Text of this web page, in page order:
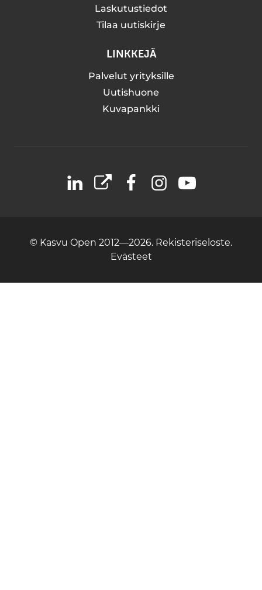
Laskutustiedot
Tilaa uutiskirje
LINKKEJÄ
Palvelut yrityksille
Uutishuone
Kuvapankki
LinkedIn
X FacebookInstagramYouTube
© Kasvu Open 2012—2026. Rekisteriseloste.
Evästeet